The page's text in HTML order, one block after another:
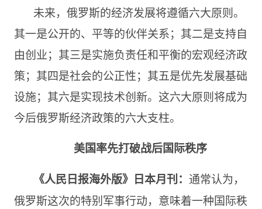
未来，俄罗斯的经济发展将遵循六大原则。
其一是公开的、平等的伙伴关系；其二是支持自
由创业；其三是实施负责任和平衡的宏观经济政
策；其四是社会的公正性；其五是优先发展基础
设施；其六是实现技术创新。这六大原则将成为
今后俄罗斯经济政策的六大支柱。
美国率先打破战后国际秩序
《人民日报海外版》日本月刊： 通常认为，
俄罗斯这次的特别军事行动，意味着一种国际秩